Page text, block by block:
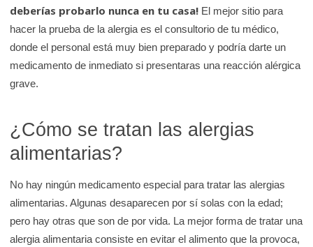
deberías probarlo nunca en tu casa! El mejor sitio para
hacer la prueba de la alergia es el consultorio de tu médico,
donde el personal está muy bien preparado y podría darte un
medicamento de inmediato si presentaras una reacción alérgica
grave.
¿Cómo se tratan las alergias
alimentarias?
No hay ningún medicamento especial para tratar las alergias
alimentarias. Algunas desaparecen por sí solas con la edad;
pero hay otras que son de por vida. La mejor forma de tratar una
alergia alimentaria consiste en evitar el alimento que la provoca,